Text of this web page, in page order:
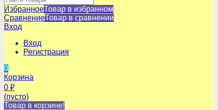
ИзбранноеТовар в избранном
СравнениеТовар в сравнении
Вход
Вход
Регистрация
0
Корзина
0 ₽
(пусто)
Товар в корзине!